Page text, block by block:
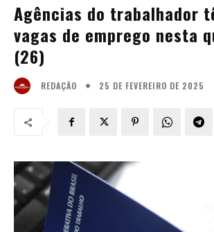
Agências do trabalhador
vagas de emprego nesta
(26)
REDAÇÃO 25 DE FEVEREIRO DE 2025